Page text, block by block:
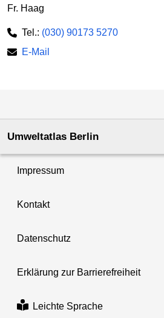
Fr. Haag
Tel.: (030) 90173 5270
E-Mail
Umweltatlas Berlin
Impressum
Kontakt
Datenschutz
Erklärung zur Barrierefreiheit
Leichte Sprache